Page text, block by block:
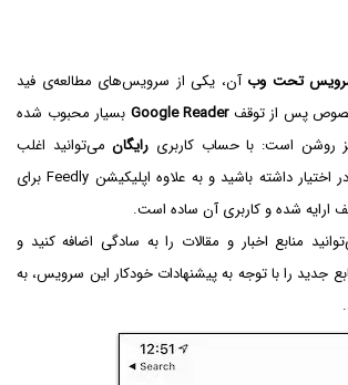
تحت وب آن، یکی از سرویس‌های مطالعه‌ی فید
پس از توقفGoogle Reader بسیار محبوب شده
روشن است: با حساب کاربری رایگانمی‌توانید اغلب
را در اختیار داشته باشید و به علاوه اپلیکیشن Feedly برای
ارایه شده و کاربری آن ساده است.
منابع اخبار و مقالات را به سادگی اضافه کنید و
جدید را با توجه به پیشنهادات خودکار این سرویس، به